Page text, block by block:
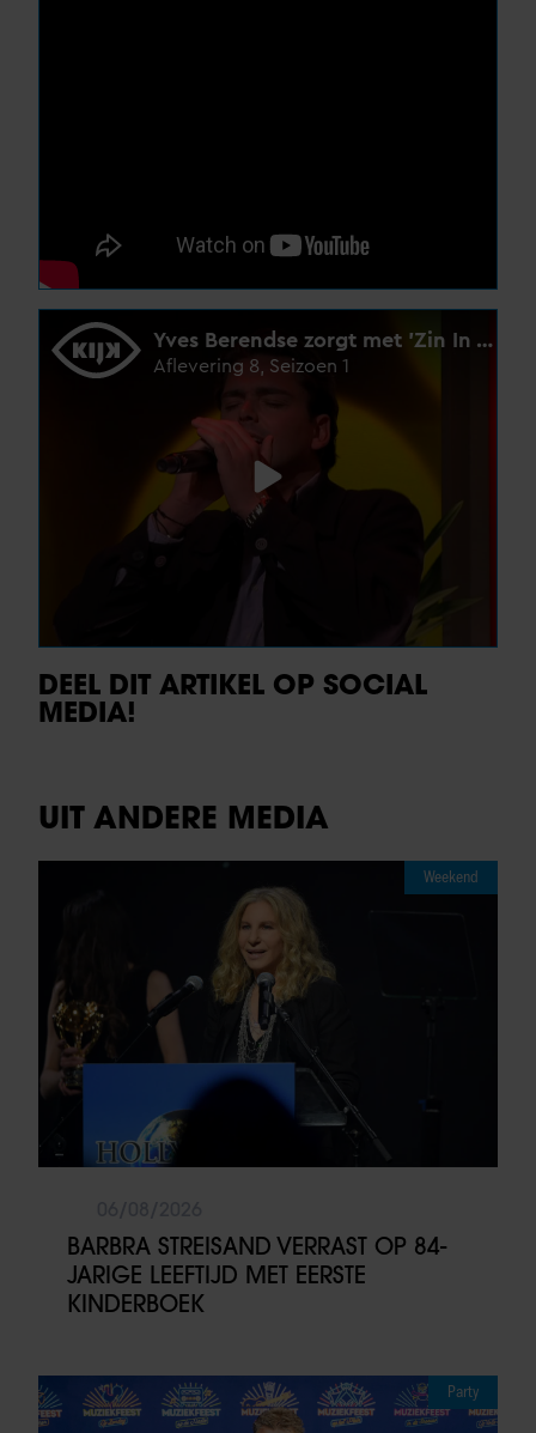
DEEL DIT ARTIKEL OP SOCIAL
MEDIA!
UIT ANDERE MEDIA
Weekend
BARBRA STREISAND VERRAST OP 84-
JARIGE LEEFTIJD MET EERSTE
KINDERBOEK
Party